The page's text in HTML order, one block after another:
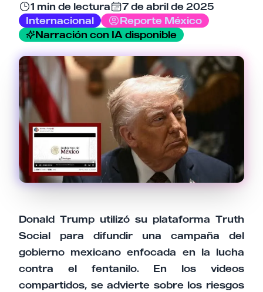
1 min de lectura
7 de abril de 2025
Internacional
Reporte México
Narración con IA disponible
Donald Trump utilizó su plataforma Truth
Social para difundir una campaña del
gobierno mexicano enfocada en la lucha
contra el fentanilo. En los videos
compartidos, se advierte sobre los riesgos
Cancelar Enviar comentario